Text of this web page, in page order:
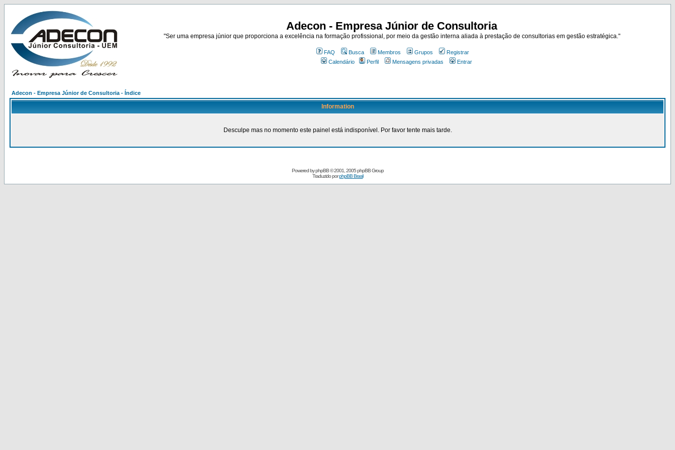
Adecon - Empresa Júnior de Consultoria
"Ser uma empresa júnior que proporciona a excelência na formação profissional, por meio da gestão interna aliada à prestação de consultorias em gestão estratégica."
FAQ Busca Membros Grupos
Registrar
Calendário
Perfil Mensagens privadas Entrar
Adecon - Empresa Júnior de Consultoria - Índice
Information
Desculpe mas no momento este painel está indisponível. Por favor tente mais tarde.
Powered byphpBB© 2001, 2005 phpBB Group
Traduzido porphpBB Brasil